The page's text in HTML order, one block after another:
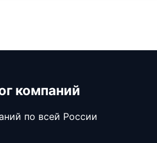
компаний
по всей России